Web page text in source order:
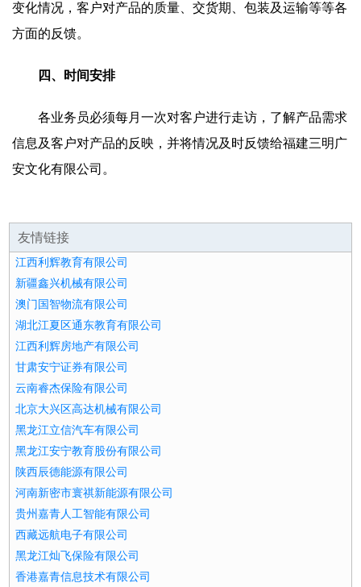
变化情况，客户对产品的质量、交货期、包装及运输等等各
方面的反馈。
四、时间安排
各业务员必须每月一次对客户进行走访，了解产品需求
信息及客户对产品的反映，并将情况及时反馈给福建三明广
安文化有限公司。
友情链接
江西利辉教育有限公司
新疆鑫兴机械有限公司
澳门国智物流有限公司
湖北江夏区通东教育有限公司
江西利辉房地产有限公司
甘肃安宁证券有限公司
云南睿杰保险有限公司
北京大兴区高达机械有限公司
黑龙江立信汽车有限公司
黑龙江安宁教育股份有限公司
陕西辰德能源有限公司
河南新密市寰祺新能源有限公司
贵州嘉青人工智能有限公司
西藏远航电子有限公司
黑龙江灿飞保险有限公司
香港嘉青信息技术有限公司